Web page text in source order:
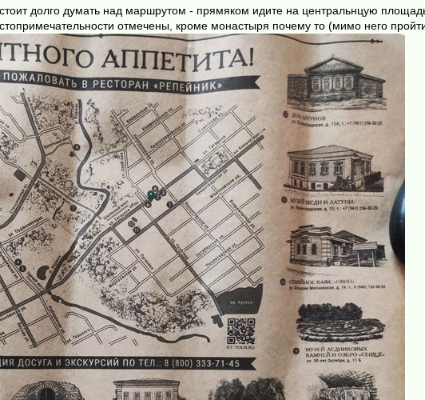
долго думать над маршрутом - прямяком идите на центральнцую
отмечены, кроме монастыря почему то (мимо него